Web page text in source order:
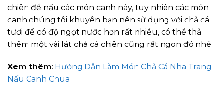
chiên để nấu các món canh này, tuy nhiên các món
canh chúng tôi khuyên bạn nên sử dụng với chả cá
tươi để có độ ngọt nước hơn rất nhiều, có thể thả
thêm một vài lát chả cá chiên cũng rất ngon đó nhé
Xem thêm: Hướng Dẫn Làm Món Chả Cá Nha Trang
Nấu Canh Chua